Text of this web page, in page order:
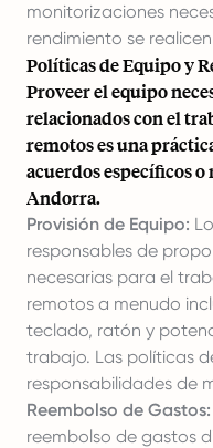
monitorizaciones
rendimiento se
Políticas de Equipo y
Proveer el equipo
relacionados con el
remotos es una
acuerdos específicos o
Andorra.
Provisión de Equipo:
responsables de
necesarias para el
remotos a menudo
teclado, ratón y
trabajo. Las políticas
responsabilidades de
Reembolso de Gastos:
reembolso de gastos